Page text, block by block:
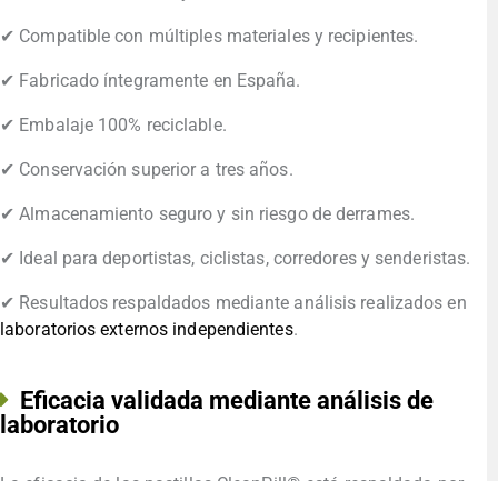
✔ Compatible con múltiples materiales y recipientes.
✔ Fabricado íntegramente en España.
✔ Embalaje 100% reciclable.
✔ Conservación superior a tres años.
✔ Almacenamiento seguro y sin riesgo de derrames.
✔ Ideal para deportistas, ciclistas, corredores y senderistas.
✔ Resultados respaldados mediante análisis realizados en
laboratorios externos independientes.
Eficacia validada mediante análisis de
laboratorio